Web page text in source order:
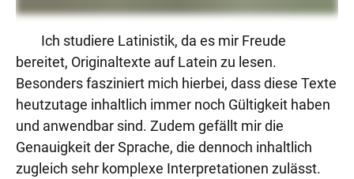
Ich studiere Latinistik, da es mir Freude
bereitet, Originaltexte auf Latein zu lesen.
Besonders fasziniert mich hierbei, dass diese Texte
heutzutage inhaltlich immer noch Gültigkeit haben
und anwendbar sind. Zudem gefällt mir die
Genauigkeit der Sprache, die dennoch inhaltlich
zugleich sehr komplexe Interpretationen zulässt.